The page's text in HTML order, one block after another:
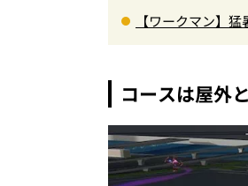
【ワークマン】
コースは屋外